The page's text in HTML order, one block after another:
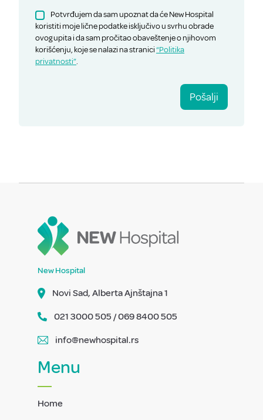
Potvrđujem da sam upoznat da će New Hospital
koristiti moje lične podatke isključivo u svrhu obrade
ovog upita i da sam pročitao obaveštenje o njihovom
korišćenju, koje se nalazi na stranici“Politika
privatnosti”.
Pošalji
New Hospital
Novi Sad, Alberta Ajnštajna 1
021 3000 505 / 069 8400 505
info@newhospital.rs
Menu
Home